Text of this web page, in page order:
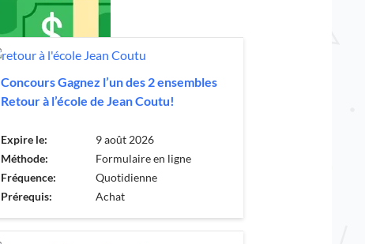
Concours Gagnez l’un des 2 ensembles
Retour à l’école de Jean Coutu!
Expire le:
9 août 2026
Méthode:
Formulaire en ligne
Fréquence:
Quotidienne
Prérequis:
Achat